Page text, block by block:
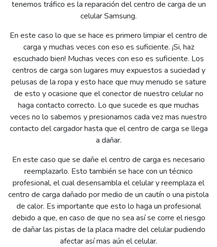
tenemos tráfico es la reparación del centro de carga de un
celular Samsung.
En este caso lo que se hace es primero limpiar el centro de
carga y muchas veces con eso es suficiente. ¡Si, haz
escuchado bien! Muchas veces con eso es suficiente. Los
centros de carga son lugares muy expuestos a suciedad y
pelusas de la ropa y esto hace que muy menudo se sature
de esto y ocasione que el conector de nuestro celular no
haga contacto correcto. Lo que sucede es que muchas
veces no lo sabemos y presionamos cada vez mas nuestro
contacto del cargador hasta que el centro de carga se llega
a dañar.
En este caso que se dañe el centro de carga es necesario
reemplazarlo. Esto también se hace con un técnico
profesional, el cual desensambla el celular y reemplaza el
centro de carga dañado por medio de un cautín o una pistola
de calor. Es importante que esto lo haga un profesional
debido a que, en caso de que no sea así se corre el riesgo
de dañar las pistas de la placa madre del celular pudiendo
afectar así mas aún el celular.